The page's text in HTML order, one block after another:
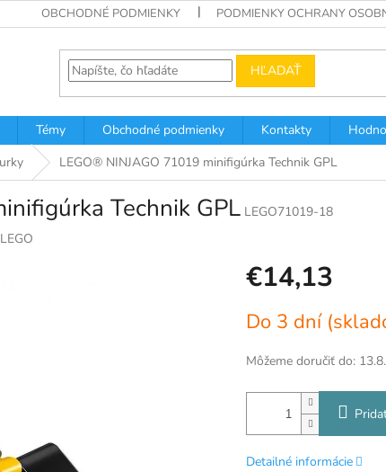
OBCHODNÉ PODMIENKY PODMIENKY OCHRANY
HĽADAŤ
Témy Obchodné podmienky Kontakty
LEGO® NINJAGO 71019 minifigúrka Technik GPL
Technik GPL LEGO71019-18
LEGO
€14,13
cena:
Do 3 dní
Môžeme doručiť do:
Detailné informácie